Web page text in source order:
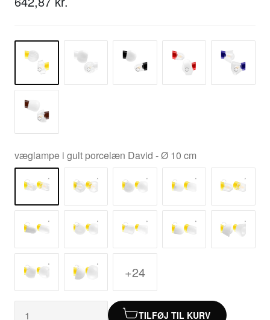
væglampe i gult porcelæn David - Ø 10 cm
+24
TILFØJ TIL KURV